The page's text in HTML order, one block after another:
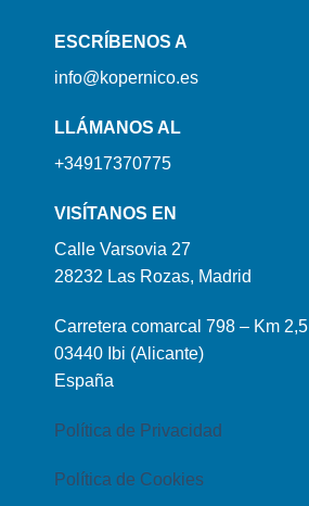
ESCRÍBENOS A
info@kopernico.es
LLÁMANOS AL
+34917370775
VISÍTANOS EN
Calle Varsovia 27
28232 Las Rozas, Madrid
Carretera comarcal 798 – Km 2,5
03440 Ibi (Alicante)
España
Política de Privacidad
Política de Cookies